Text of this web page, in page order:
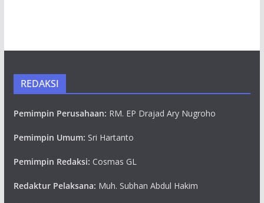
REDAKSI
Pemimpin Perusahaan: RM. EP Drajad Ary Nugroho
Pemimpin Umum: Sri Hartanto
Pemimpin Redaksi: Cosmas GL
Redaktur Pelaksana: Muh. Subhan Abdul Hakim